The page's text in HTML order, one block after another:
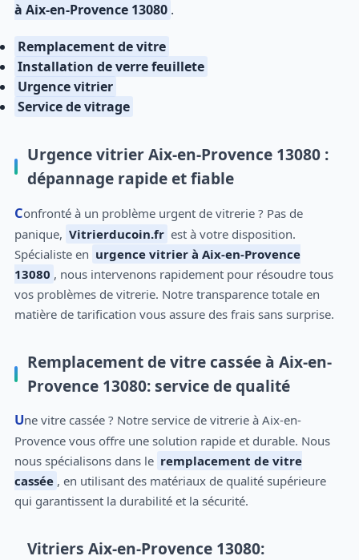
à Aix-en-Provence 13080 .
Remplacement de vitre
Installation de verre feuillete
Urgence vitrier
Service de vitrage
Urgence vitrier Aix-en-Provence 13080 :
dépannage rapide et fiable
Confronté à un problème urgent de vitrerie ? Pas de
panique, Vitrierducoin.fr est à votre disposition.
Spécialiste en urgence vitrier à Aix-en-Provence
13080 , nous intervenons rapidement pour résoudre tous
vos problèmes de vitrerie. Notre transparence totale en
matière de tarification vous assure des frais sans surprise.
Remplacement de vitre cassée à Aix-en-
Provence 13080: service de qualité
Une vitre cassée ? Notre service de vitrerie à Aix-en-
Provence vous offre une solution rapide et durable. Nous
nous spécialisons dans le remplacement de vitre
cassée , en utilisant des matériaux de qualité supérieure
qui garantissent la durabilité et la sécurité.
Vitriers Aix-en-Provence 13080: